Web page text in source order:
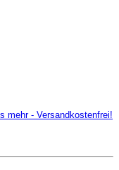
mehr - Versandkostenfrei!